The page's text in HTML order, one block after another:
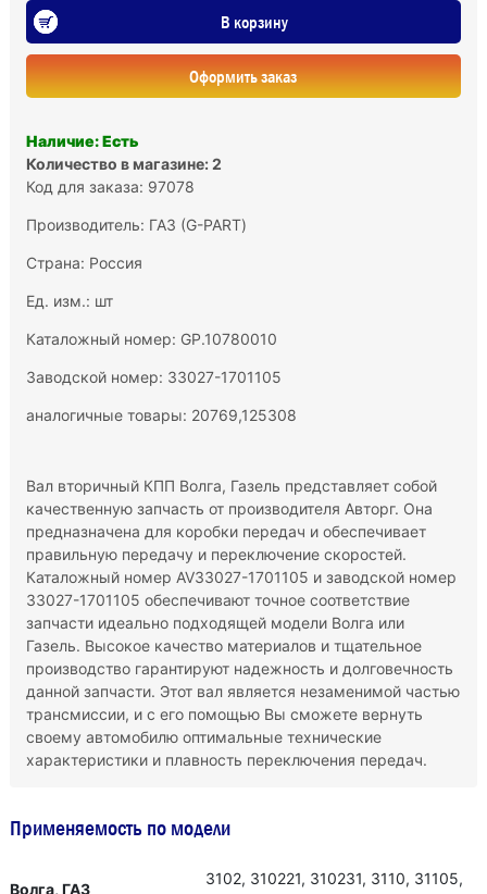
В корзину
Оформить заказ
Наличие: Есть
Количество в магазине: 2
Код для заказа: 97078
Производитель: ГАЗ (G-PART)
Страна: Россия
Ед. изм.: шт
Каталожный номер: GP.10780010
Заводской номер: 33027-1701105
аналогичные товары: 20769,125308
Вал вторичный КПП Волга, Газель представляет собой
качественную запчасть от производителя Авторг. Она
предназначена для коробки передач и обеспечивает
правильную передачу и переключение скоростей.
Каталожный номер AV33027-1701105 и заводской номер
33027-1701105 обеспечивают точное соответствие
запчасти идеально подходящей модели Волга или
Газель. Высокое качество материалов и тщательное
производство гарантируют надежность и долговечность
данной запчасти. Этот вал является незаменимой частью
трансмиссии, и с его помощью Вы сможете вернуть
своему автомобилю оптимальные технические
характеристики и плавность переключения передач.
Применяемость по модели
Волга, ГАЗ
3102, 310221, 310231, 3110, 31105,